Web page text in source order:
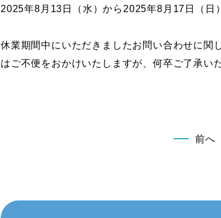
2025年8月13日（水）から2025年8月17日（日
休業期間中にいただきましたお問い合わせに関
はご不便をおかけいたしますが、何卒ご了承い
前へ